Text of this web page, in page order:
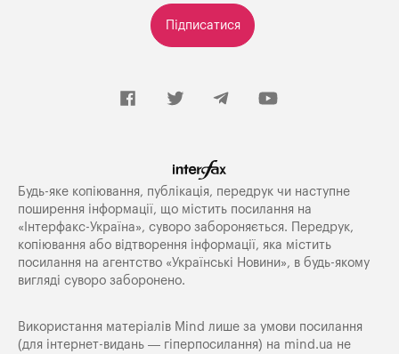
Підписатися
Будь-яке копiювання, публiкацiя, передрук чи наступне
поширення iнформацiї, що мiстить посилання на
«Iнтерфакс-Україна», суворо забороняється. Передрук,
копіювання або відтворення інформації, яка містить
посилання на агентство «Українські Новини», в будь-якому
вигляді суворо заборонено.
Використання матеріалів Mind лише за умови посилання
(для інтернет-видань — гіперпосилання) на mind.ua не